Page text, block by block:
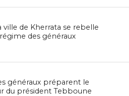
ville de Kherrata se rebelle
des généraux
généraux préparent le
du président Tebboune